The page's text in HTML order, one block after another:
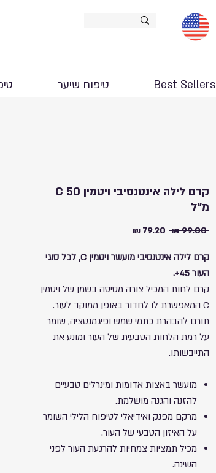
Best Sellers טיפוח שיער
קרם לילה אינטנסיבי ויטמין C 50
מ"ל
‏99.00 ‏₪
מחיר
קרם לילה אינטנסיבי מועשר ויטמין C, לכל סוגי
העור 45+.
קרם לחות המכיל צורה מסיסה בשמן של ויטמין
C המאפשרת לו לחדור באופן ממוקד לעור.
תורם להבהרת כתמי שמש ופיגמנטציה, שומר
על רמת הלחות הטבעית של העור ומונע את
התייבשותו.
מועשר באצות אדומות ומינרלים טבעיים
להזנה והגנה מושלמת.
מרקם מפנק ואידיאלי לטיפוח הלילי השומר
על האיזון הטבעי של העור.
מכיל תמציות צמחיות להרגעת העור לפני
השינה.